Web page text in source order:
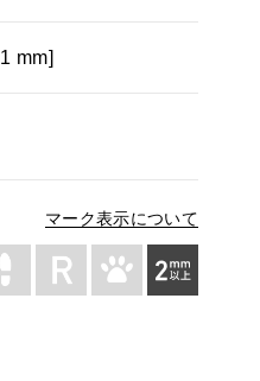
mm]
マーク表示について